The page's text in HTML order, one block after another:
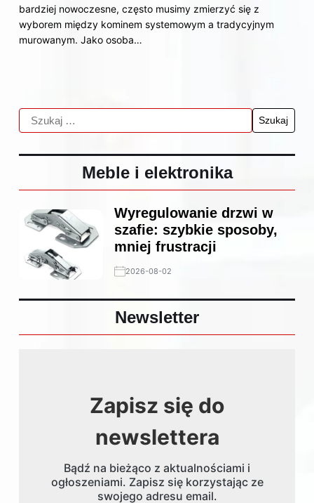
bardziej nowoczesne, często musimy zmierzyć się z
wyborem między kominem systemowym a tradycyjnym
murowanym. Jako osoba…
Meble i elektronika
Wyregulowanie drzwi w
szafie: szybkie sposoby,
mniej frustracji
2026-08-02
Newsletter
Zapisz się do
newslettera
Bądź na bieżąco z aktualnościami i
ogłoszeniami. Zapisz się korzystając ze
swojego adresu email.